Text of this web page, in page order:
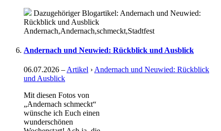
Dazugehöriger Blogartikel: Andernach und Neuwied:
Rückblick und Ausblick
Andernach,Andernach,schmeckt,Stadtfest
Andernach und Neuwied: Rückblick und Ausblick
06.07.2026 – Artikel › Andernach und Neuwied: Rückblick
und Ausblick
Mit diesen Fotos von
„Andernach schmeckt“
wünsche ich Euch einen
wunderschönen